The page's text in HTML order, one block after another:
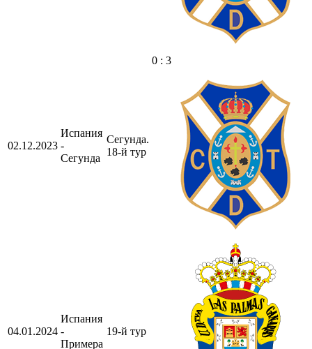
02.12.2023
Испания
-
Сегунда
Сегунда.
18-й тур
0 : 3
04.01.2024
Испания
-
Примера
19-й тур